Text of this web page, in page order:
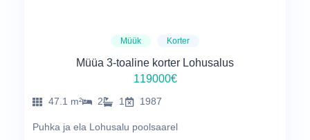
Müük Korter
Müüa 3-toaline korter Lohusalus
119000€
47.1 m² 2 1 1987
Puhka ja ela Lohusalu poolsaarel